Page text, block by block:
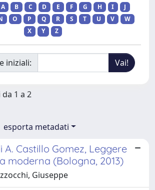
A B C D E F G H I
J
O P Q R S T U V
W
X
Y Z
iniziali:
1 a 2
esporta metadati
A. Castillo Gomez, Leggere
moderna (Bologna, 2013)
Giuseppe